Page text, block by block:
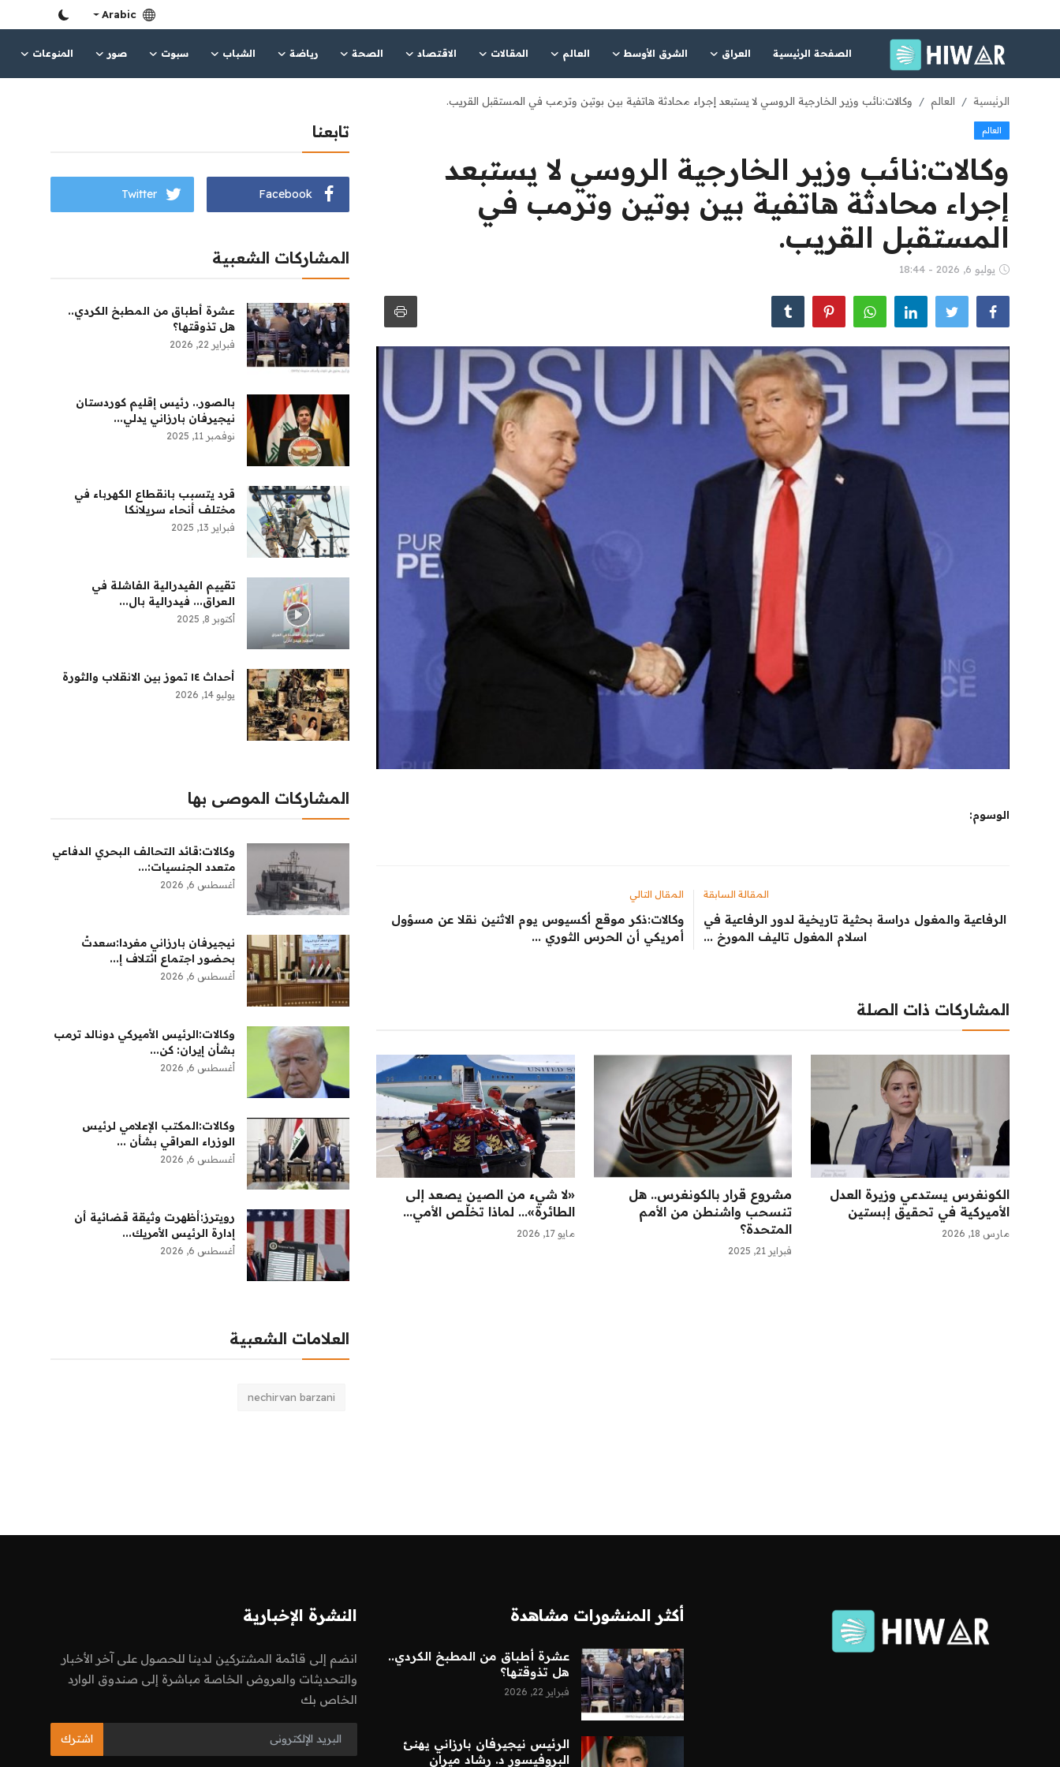
Arabic
الصفحة الرئيسية العراق الشرق الأوسط العالم المقالات الاقتصاد الصحة رياضة الشباب سبوت صور المنوعات
الصفحة الرئيسية
الشرق الأوسط
الاقتصاد
الشباب
الرئيسية العالم وكالات:نائب وزير الخارجية الروسي لا يستبعد إجراء محادثة هاتفية بين بوتين وترمب في المستقبل القريب.
العالم
وكالات:نائب وزير الخارجية الروسي لا يستبعد
إجراء محادثة هاتفية بين بوتين وترمب في
المستقبل القريب.
يوليو 6, 2026 - 18:44
الوسوم:
المقالة السابقة
الرفاعية والمغول دراسة بحثية تاريخية لدور الرفاعية في
اسلام المغول تاليف المورخ ...
المقال التالي
وكالات:‏ذكر ​موقع أكسيوس ‌يوم الاثنين ​نقلا ​عن مسؤول
أمريكي ⁠أن ​الحرس ​الثوري ...
المشاركات ذات الصلة
الكونغرس يستدعي وزيرة العدل
الأميركية في تحقيق إبستين
مارس 18, 2026
مشروع قرار بالكونغرس.. هل
تنسحب واشنطن من الأمم
المتحدة؟
فبراير 21, 2025
«لا شيء من الصين يصعد إلى
الطائرة»... لماذا تخلّص الأمي...
مايو 17, 2026
تابعنا
Facebook
Twitter
المشاركات الشعبية
عشرة أطباق من المطبخ الكردي..
هل تذوقتها؟
فبراير 22, 2026
بالصور.. رئيس إقليم كوردستان
نيجيرفان بارزاني يدلي...
نوفمبر 11, 2025
قرد يتسبب بانقطاع الكهرباء في
مختلف أنحاء سريلانكا
فبراير 13, 2025
تقييم الفيدرالية الفاشلة في
العراق... فيدرالية بال...
أكتوبر 8, 2025
أحداث ١٤ تموز بين الانقلاب والثورة
يوليو 14, 2026
المشاركات الموصى بها
وكالات:قائد التحالف البحري الدفاعي
متعدد الجنسيات:...
أغسطس 6, 2026
نيجيرفان بارزاني مغردا:سعدتُ
بحضور اجتماع ائتلاف إ...
أغسطس 6, 2026
وكالات:‏الرئيس الأميركي دونالد ترمب
بشأن إيران: كن...
أغسطس 6, 2026
وكالات:المكتب الإعلامي لرئيس
الوزراء العراقي بشأن ...
أغسطس 6, 2026
رويترز:‏أظهرت وثيقة قضائية أن
إدارة الرئيس الأمريك...
أغسطس 6, 2026
العلامات الشعبية
nechirvan barzani
أكثر المنشورات مشاهدة
عشرة أطباق من المطبخ الكردي..
هل تذوقتها؟
فبراير 22, 2026
الرئيس نيجيرفان بارزاني يهنئ
البروفيسور د. رشاد ميران
النشرة الإخبارية
انضم إلى قائمة المشتركين لدينا للحصول على آخر الأخبار
والتحديثات والعروض الخاصة مباشرة إلى صندوق الوارد
الخاص بك
اشترك